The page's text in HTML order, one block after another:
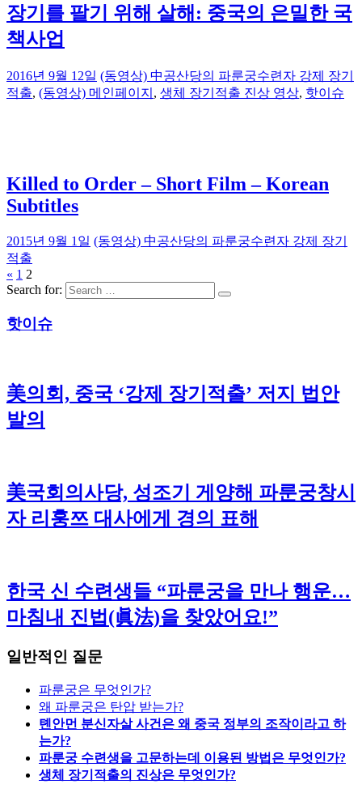
장기를 팔기 위해 살해: 중국의 은밀한 국
책사업
2016년 9월 12일 (동영상) 中공산당의 파룬궁수련자 강제 장기
적출, (동영상) 메인페이지 , 생체 장기적출 진상 영상, 핫이슈
Killed to Order – Short Film – Korean
Subtitles
2015년 9월 1일 (동영상) 中공산당의 파룬궁수련자 강제 장기
적출
« 1 2
Search for:
핫이슈
美의회, 중국 ‘강제 장기적출’ 저지 법안
발의
美국회의사당, 성조기 게양해 파룬궁창시
자 리훙쯔 대사에게 경의 표해
한국 신 수련생들 “파룬궁을 만나 행운…
마침내 진법(眞法)을 찾았어요!”
일반적인 질문
파룬궁은 무엇인가?
왜 파룬궁은 탄압 받는가?
톈안먼 분신자살 사건은 왜 중국 정부의 조작이라고 하
는가?
파룬궁 수련생을 고문하는데 이용된 방법은 무엇인가?
생체 장기적출의 진상은 무엇인가?